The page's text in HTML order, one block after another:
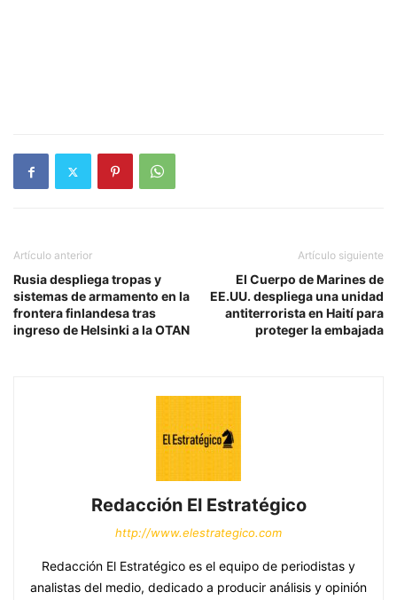
Artículo anterior
Rusia despliega tropas y
sistemas de armamento en la
frontera finlandesa tras
ingreso de Helsinki a la OTAN
Artículo siguiente
El Cuerpo de Marines de
EE.UU. despliega una unidad
antiterrorista en Haití para
proteger la embajada
Redacción El Estratégico
http://www.elestrategico.com
Redacción El Estratégico es el equipo de periodistas y
analistas del medio, dedicado a producir análisis y opinión